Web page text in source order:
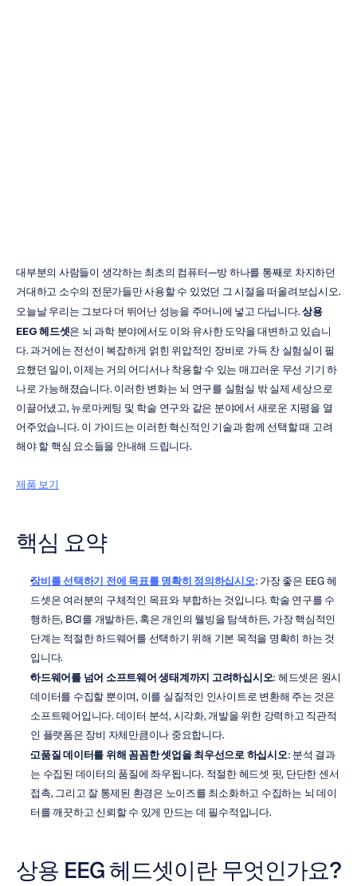
대부분의 사람들이 생각하는 최초의 컴퓨터—방 하나를 통째로 차지하던
거대하고 소수의 전문가들만 사용할 수 있었던 그 시절을 떠올려보십시오.
오늘날 우리는 그보다 더 뛰어난 성능을 주머니에 넣고 다닙니다. 상용
EEG 헤드셋은 뇌 과학 분야에서도 이와 유사한 도약을 대변하고 있습니
다. 과거에는 전선이 복잡하게 얽힌 위압적인 장비로 가득 찬 실험실이 필
요했던 일이, 이제는 거의 어디서나 착용할 수 있는 매끄러운 무선 기기 하
나로 가능해졌습니다. 이러한 변화는 뇌 연구를 실험실 밖 실제 세상으로
이끌어냈고, 뉴로마케팅 및 학술 연구와 같은 분야에서 새로운 지평을 열
어주었습니다. 이 가이드는 이러한 혁신적인 기술과 함께 선택할 때 고려
해야 할 핵심 요소들을 안내해 드립니다.
제품 보기
핵심 요약
장비를 선택하기 전에 목표를 명확히 정의하십시오: 가장 좋은 EEG 헤
드셋은 여러분의 구체적인 목표와 부합하는 것입니다. 학술 연구를 수
행하든, BCI를 개발하든, 혹은 개인의 웰빙을 탐색하든, 가장 핵심적인
단계는 적절한 하드웨어를 선택하기 위해 기본 목적을 명확히 하는 것
입니다.
하드웨어를 넘어 소프트웨어 생태계까지 고려하십시오: 헤드셋은 원시
데이터를 수집할 뿐이며, 이를 실질적인 인사이트로 변환해 주는 것은
소프트웨어입니다. 데이터 분석, 시각화, 개발을 위한 강력하고 직관적
인 플랫폼은 장비 자체만큼이나 중요합니다.
고품질 데이터를 위해 꼼꼼한 셋업을 최우선으로 하십시오: 분석 결과
는 수집된 데이터의 품질에 좌우됩니다. 적절한 헤드셋 핏, 단단한 센서
접촉, 그리고 잘 통제된 환경은 노이즈를 최소화하고 수집하는 뇌 데이
터를 깨끗하고 신뢰할 수 있게 만드는 데 필수적입니다.
상용 EEG 헤드셋이란 무엇인가요?